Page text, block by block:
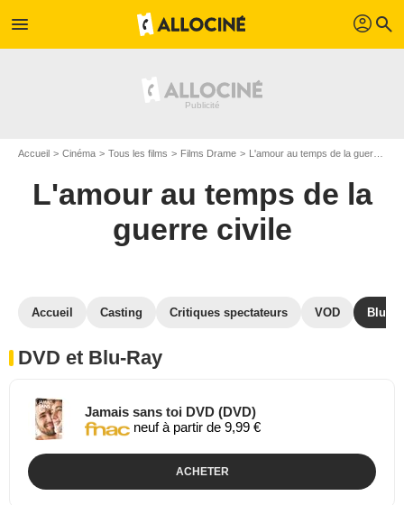
menu profil search
Accueil Cinéma Tous les films Films Drame L'amour au temps de la guerre civile
L'amour au temps de la
guerre civile
Accueil Casting Critiques spectateurs VOD Blu-
DVD et Blu-Ray
Jamais sans toi DVD (DVD)
neuf à partir de 9,99 €
ACHETER